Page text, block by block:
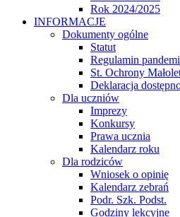
Rok 2024/2025
INFORMACJE
Dokumenty ogólne
Statut
Regulamin
St. Ochrony
Deklaracja
Dla uczniów
Imprezy
Konkursy
Prawa ucznia
Kalendarz roku
Dla rodziców
Wniosek o opinię
Kalendarz zebrań
Podr. Szk. Podst.
Godziny lekcyjne